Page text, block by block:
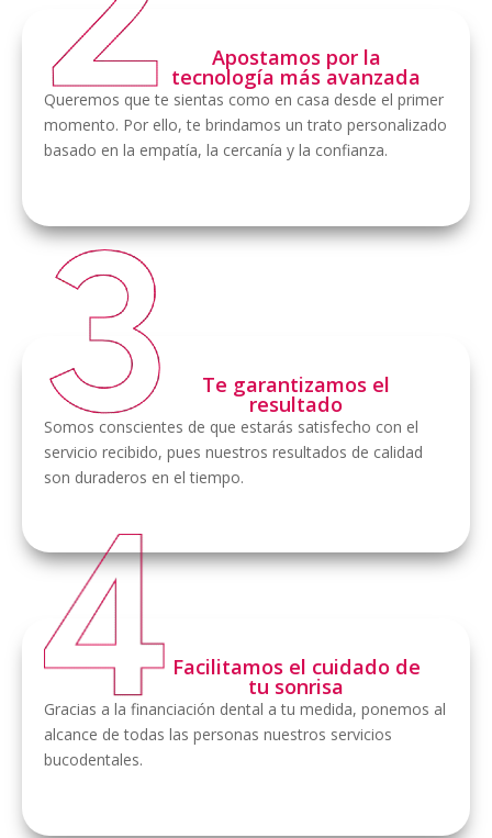
Apostamos por la
tecnología más avanzada
Queremos que te sientas como en casa desde el primer
momento. Por ello, te brindamos un trato personalizado
basado en la empatía, la cercanía y la confianza.
Te garantizamos el
resultado
Somos conscientes de que estarás satisfecho con el
servicio recibido, pues nuestros resultados de calidad
son duraderos en el tiempo.
Facilitamos el cuidado de
tu sonrisa
Gracias a la financiación dental a tu medida, ponemos al
alcance de todas las personas nuestros servicios
bucodentales.